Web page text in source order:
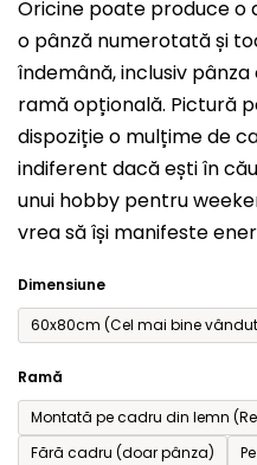
Oricine poate produce
o pânză numerotată și
îndemână, inclusiv
ramă opțională. Pictură
dispoziție o mulțime de
indiferent dacă ești în
unui hobby pentru
vrea să își manifeste
Dimensiune
60x80cm (Cel mai bine
Ramă
Montată pe cadru din lemn
Fără cadru (doar pânza)
este
0,0
din
5
stele.